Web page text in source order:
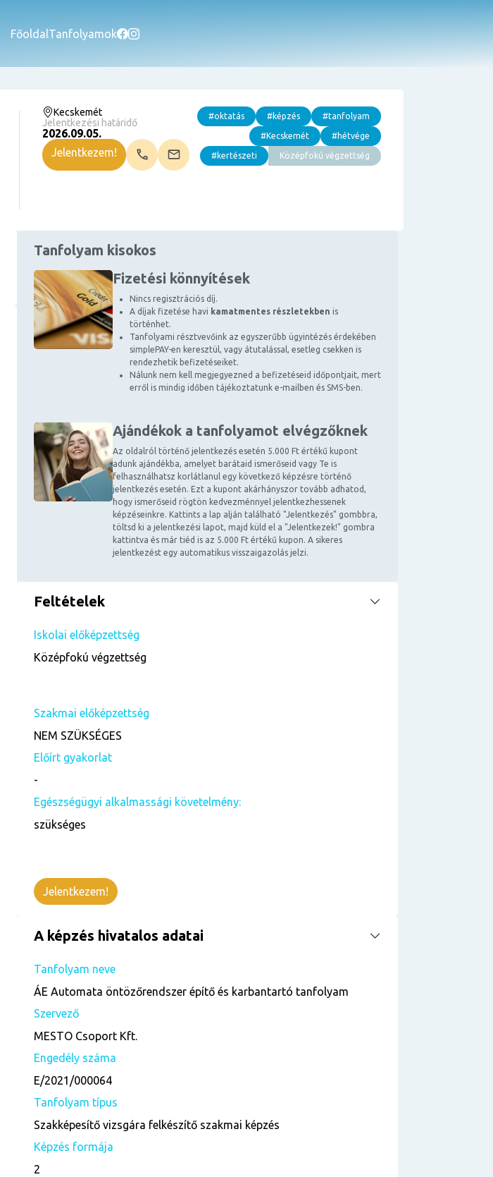
Főoldal Tanfolyamok
Kecskemét
Jelentkezési határidő
2026.09.05.
Jelentkezem!
#oktatás #képzés #tanfolyam
#Kecskemét #hétvége
#kertészeti Középfokú végzettség
Tanfolyam kisokos
Fizetési könnyítések
Nincs regisztrációs díj.
A díjak fizetése havi kamatmentes részletekben is
történhet.
Tanfolyami résztvevőink az egyszerűbb ügyintézés érdekében
simplePAY-en keresztül, vagy átutalással, esetleg csekken is
rendezhetik befizetéseiket.
Nálunk nem kell megjegyezned a befizetéseid időpontjait, mert
erről is mindig időben tájékoztatunk e-mailben és SMS-ben.
Ajándékok a tanfolyamot elvégzőknek
Az oldalról történő jelentkezés esetén 5.000 Ft értékű kupont
adunk ajándékba, amelyet barátaid ismerőseid vagy Te is
felhasználhatsz korlátlanul egy következő képzésre történő
jelentkezés esetén. Ezt a kupont akárhányszor tovább adhatod,
hogy ismerőseid rögtön kedvezménnyel jelentkezhessenek
képzéseinkre. Kattints a lap alján található "Jelentkezés" gombbra,
töltsd ki a jelentkezési lapot, majd küld el a "Jelentkezek!" gombra
kattintva és már tiéd is az 5.000 Ft értékű kupon. A sikeres
jelentkezést egy automatikus visszaigazolás jelzi.
Feltételek
Iskolai előképzettség
Középfokú végzettség
Szakmai előképzettség
NEM SZÜKSÉGES
Előírt gyakorlat
-
Egészségügyi alkalmassági követelmény:
szükséges
Jelentkezem!
A képzés hivatalos adatai
Tanfolyam neve
ÁE Automata öntözőrendszer építő és karbantartó tanfolyam
Szervező
MESTO Csoport Kft.
Engedély száma
E/2021/000064
Tanfolyam típus
Szakképesítő vizsgára felkészítő szakmai képzés
Képzés formája
2